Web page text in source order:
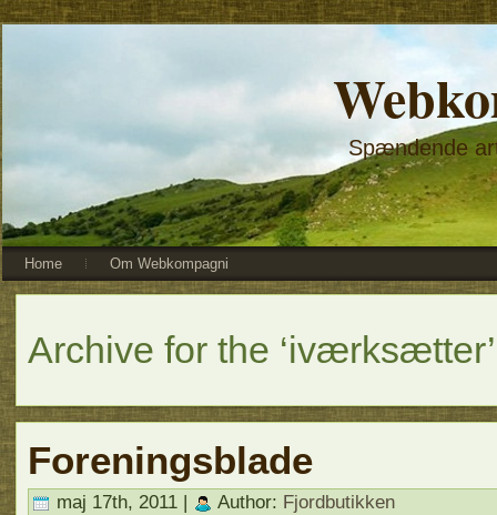
Spændende
Home Om Webkompagni
Archive for the
Foreningsblade
maj 17th, 2011 | Author: Fjordbutikken